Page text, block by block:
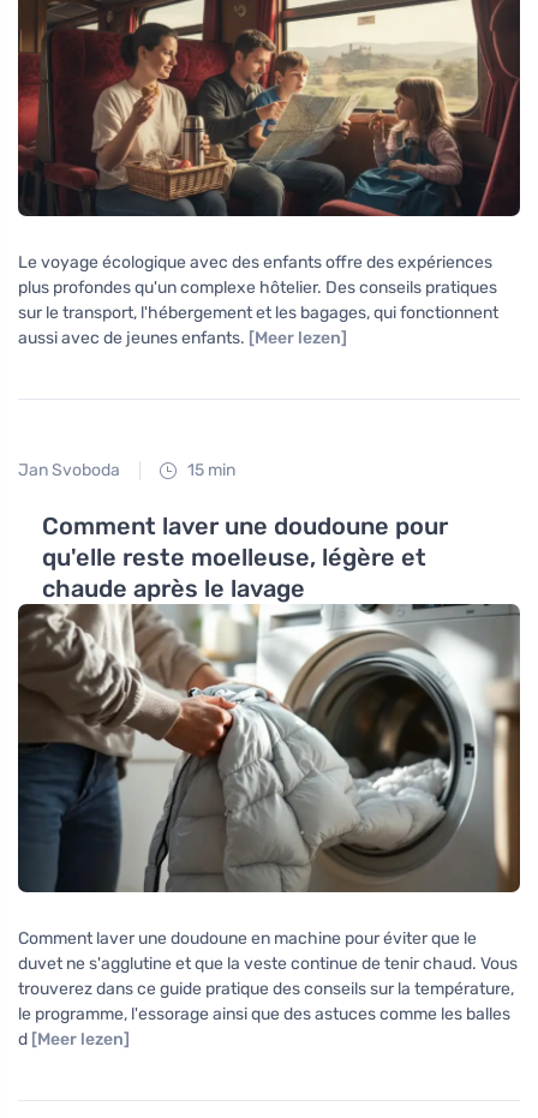
Le voyage écologique avec des enfants offre des expériences
plus profondes qu'un complexe hôtelier. Des conseils pratiques
sur le transport, l'hébergement et les bagages, qui fonctionnent
aussi avec de jeunes enfants. [Meer lezen]
Jan Svoboda 15 min
Comment laver une doudoune pour
qu'elle reste moelleuse, légère et
chaude après le lavage
Comment laver une doudoune en machine pour éviter que le
duvet ne s'agglutine et que la veste continue de tenir chaud. Vous
trouverez dans ce guide pratique des conseils sur la température,
le programme, l'essorage ainsi que des astuces comme les balles
d [Meer lezen]